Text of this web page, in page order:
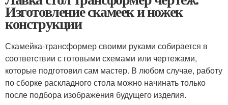
Изготовление скамеек и ножек
конструкции
Скамейка-трансформер своими руками собирается в
соответствии с готовыми схемами или чертежами,
которые подготовил сам мастер. В любом случае, работу
по сборке раскладного стола можно начинать только
после подбора изображения будущего изделия.